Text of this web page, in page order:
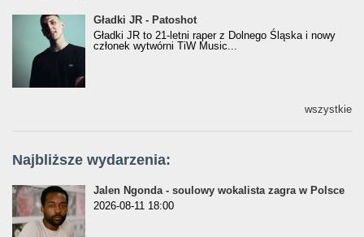
Gładki JR - Patoshot
Gładki JR - Patoshot
Gładki JR to 21-letni raper z Dolnego Śląska i nowy
członek wytwórni TiW Music...
wszystkie
Najbliższe wydarzenia:
Jalen Ngonda - soulowy wokalista zagra w Polsce
2026-08-11 18:00